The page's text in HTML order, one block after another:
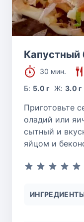
Капустный
30 мин.
Б: 5.0 г Ж: 3.0 г
Приготовьте
оладий или
сытный и
яйцом и